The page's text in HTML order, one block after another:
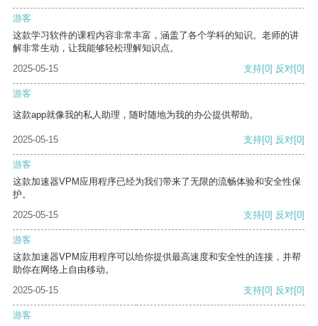
游客
这款学习软件的课程内容非常丰富，涵盖了各个学科的知识。老师的讲
解非常生动，让我能够轻松理解知识点。
2025-05-15
支持[0] 反对[0]
游客
这款app就像我的私人助理，随时随地为我的办公提供帮助。
2025-05-15 支持[0] 反对[0]
游客
这款加速器VPM应用程序已经为我们带来了无限的流畅体验和安全性保
护。
2025-05-15
支持[0] 反对[0]
游客
这款加速器VPM应用程序可以给你提供最高速度和安全性的连接，并帮
助你在网络上自由移动。
2025-05-15
支持[0] 反对[0]
游客